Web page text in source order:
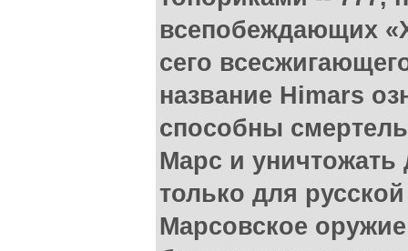
всепобеждающих
сего
название Himars
способны
Марс и
только для
Марсовское